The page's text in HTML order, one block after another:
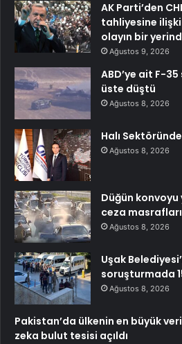
AK Parti’den
tahliyesine
olayın bir
Ağustos 9, 2026
ABD’ye ait F-
üste düştü
Ağustos 8, 2026
Halı
Ağustos 8, 2026
Düğün
ceza
Ağustos 8, 2026
Uşak
soruşturmada
Ağustos 8, 2026
Pakistan’da ülkenin en büyük
zeka bulut tesisi açıldı